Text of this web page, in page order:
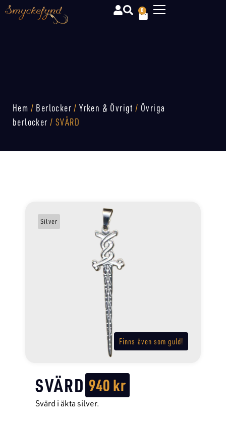
0
Hem / Berlocker /Yrken & Övrigt / Övriga
berlocker / SVÄRD
Finns även som guld!
Silver
SVÄRD 940kr
Svärd i äkta silver.